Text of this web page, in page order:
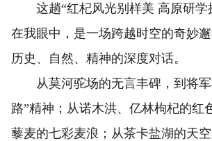
这趟“红杞风光别样美 高原研学
在我眼中，是一场跨越时空的奇妙
历史、自然、精神的深度对话。
从莫河驼场的无言丰碑，到将军
路”精神；从诺木洪、亿林枸杞的红
藜麦的七彩麦浪；从茶卡盐湖的天